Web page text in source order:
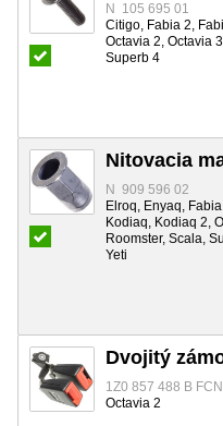
N 105 695 01
Citigo, Fabia 2,
Octavia 2, Octavia
Superb 4
Nitovacia
N 909 596 02
Elroq, Enyaq,
Kodiaq, Kodiaq 2,
Roomster, Scala,
Yeti
Dvojitý
1Z0 857 488 B
Octavia 2